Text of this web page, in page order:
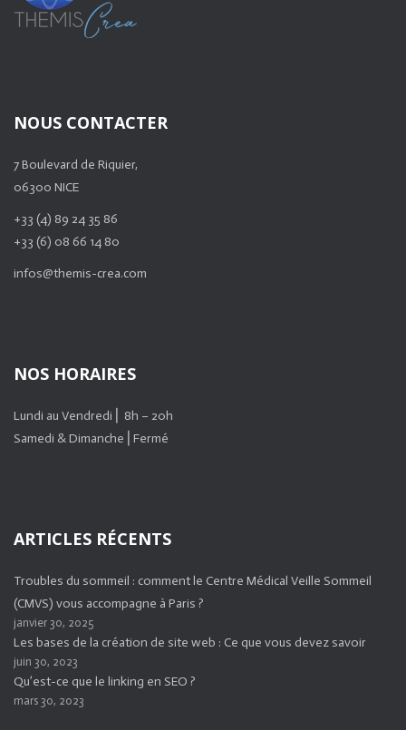
NOUS CONTACTER
7 Boulevard de Riquier,
06300 NICE
+33 (4) 89 24 35 86
+33 (6) 08 66 14 80
infos@themis-crea.com
NOS HORAIRES
Lundi au Vendredi ⎜ 8h – 20h
Samedi & Dimanche ⎜Fermé
ARTICLES RÉCENTS
Troubles du sommeil : comment le Centre Médical Veille Sommeil
(CMVS) vous accompagne à Paris ?
janvier 30, 2025
Les bases de la création de site web : Ce que vous devez savoir
juin 30, 2023
Qu’est-ce que le linking en SEO ?
mars 30, 2023